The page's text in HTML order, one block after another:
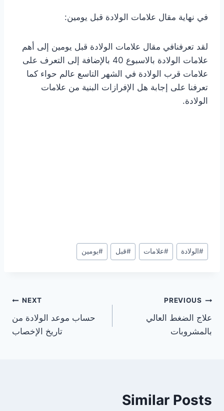
في نهاية مقال علامات الولادة قبل يومين:
لقد تعرفنافي مقال علامات الولادة قبل يومين إلى أهم
علامات الولادة بالاسبوع 40 بالإضافة إلى التعرف على
علامات قرب الولادة في الشهر التاسع عالم حواء كما
تعرفنا على إجابة هل الإفرازات البنية من علامات
الولادة.
Post
Tags:
#الولادة #علامات #قبل #يومين
تصفّح
المقالات
PREVIOUS
علاج الضغط العالي
بالمشروبات
NEXT
حساب موعد الولادة من
تاريخ الإخصاب
Similar Posts